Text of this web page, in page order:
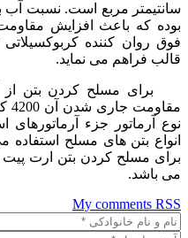
بوده که باعث افزایش
فوق روان کننده
قالب فراهم می نماید.
نوع آرماتور جزء
انواع بتن های مسلح
می باشد.
My comments RSS